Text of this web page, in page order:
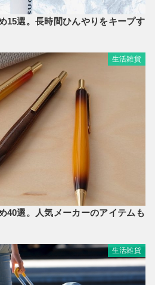
15選。長時間ひんやりをキープす
生活雑貨
40選。人気メーカーのアイテムも
生活雑貨